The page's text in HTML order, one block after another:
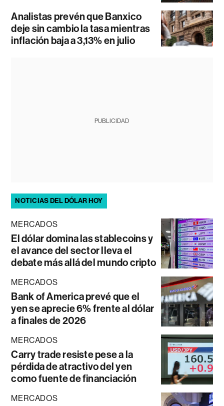
Analistas prevén que Banxico
deje sin cambio la tasa mientras
inflación baja a 3,13% en julio
PUBLICIDAD
NOTICIAS DEL DÓLAR HOY
MERCADOS
El dólar domina las stablecoins y
el avance del sector lleva el
debate más allá del mundo cripto
MERCADOS
Bank of America prevé que el
yen se aprecie 6% frente al dólar
a finales de 2026
MERCADOS
Carry trade resiste pese a la
pérdida de atractivo del yen
como fuente de financiación
MERCADOS